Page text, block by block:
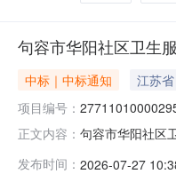
句容市华阳社区卫生
中标｜中标通知 江苏
项目编号：
正文内容： 句容市华阳社区
划编码:321183
发布时间： 2026-07-27